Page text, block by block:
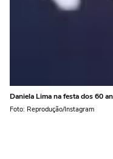
Daniela Lima na festa dos 60
Foto: Reprodução/Instagram